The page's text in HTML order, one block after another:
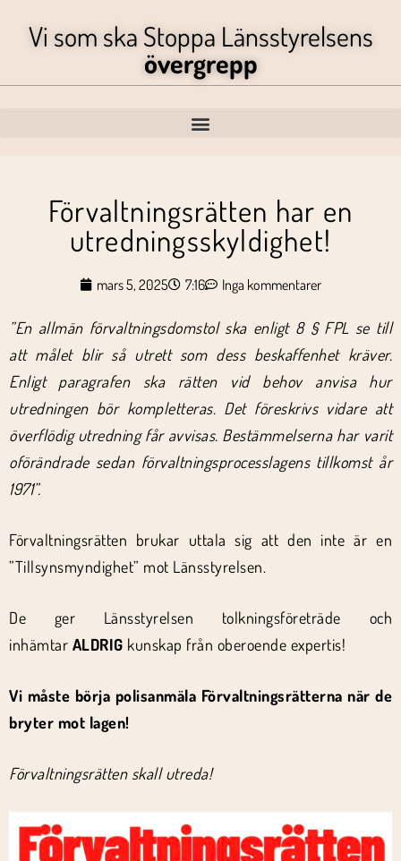
Vi som ska Stoppa Länsstyrelsens
övergrepp
Förvaltningsrätten har en
utredningsskyldighet!
mars 5, 2025 7:16 Inga kommentarer
”En allmän förvaltningsdomstol ska enligt 8 § FPL se till
att målet blir så utrett som dess beskaffenhet kräver.
Enligt paragrafen ska rätten vid behov anvisa hur
utredningen bör kompletteras. Det föreskrivs vidare att
överflödig utredning får avvisas. Bestämmelserna har varit
oförändrade sedan förvaltningsprocesslagens tillkomst år
1971”.
Förvaltningsrätten brukar uttala sig att den inte är en
”Tillsynsmyndighet” mot Länsstyrelsen.
De ger Länsstyrelsen tolkningsföreträde och
inhämtar ALDRIG kunskap från oberoende expertis!
Vi måste börja polisanmäla Förvaltningsrätterna när de
bryter mot lagen!
Förvaltningsrätten skall utreda!